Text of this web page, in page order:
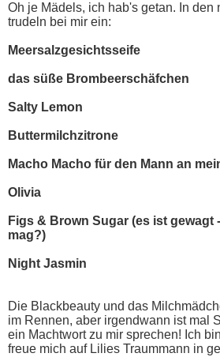
Oh je Mädels, ich hab's getan. In den
trudeln bei mir ein:
Meersalzgesichtsseife
das süße Brombeerschäfchen
Salty Lemon
Buttermilchzitrone
Macho Macho für den Mann an
Olivia
Figs & Brown Sugar (es ist gewagt
mag?)
Night Jasmin
Die Blackbeauty und das
im Rennen, aber irgendwann ist mal
ein Machtwort zu mir sprechen! Ich
freue mich auf Lilies Traummann in